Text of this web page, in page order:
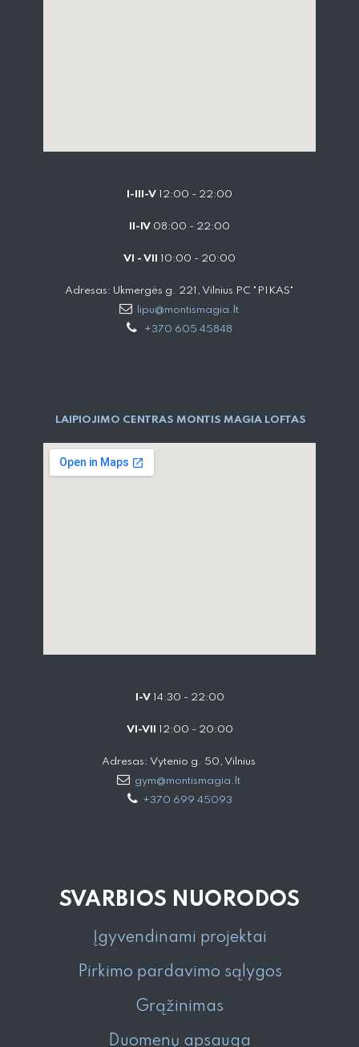
I-III-V 12:00 - 22:00
II-IV 08:00 - 22:00
VI - VII 10:00 - 20:00
Adresas: Ukmergės g. 221, Vilnius PC "PIKAS"
lipu@montismagia.lt
+370 605 45848
LAIPIOJIMO CENTRAS MONTIS MAGIA LOFTAS
I-V14:30 - 22:00
VI-VII 12:00 - 20:00
Adresas: Vytenio g. 50, Vilnius
gym@montismagia.lt
+370 699 45093
SVARBIOS NUORODOS
Įgyvendinami projektai
Pirkimo pardavimo sąlygos
Grąžinimas
Duomenų apsauga